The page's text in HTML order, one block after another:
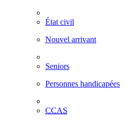
État civil
Nouvel arrivant
Seniors
Personnes handicapées
CCAS